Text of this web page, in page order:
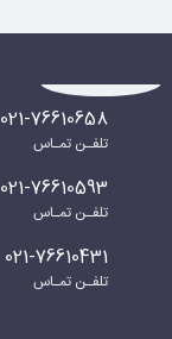
021-76610658
تلفـن تمـاس
021-76610593
تلفـن تمـاس
021-76610431
تلفـن تمـاس